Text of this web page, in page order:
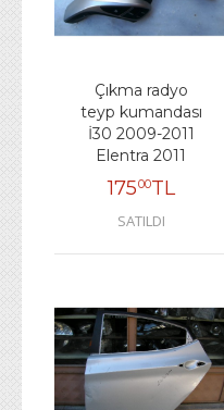
Çıkma radyo
teyp kumandası
İ30 2009-2011
Elentra 2011
17500TL
SATILDI